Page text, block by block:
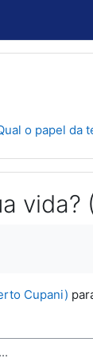
o papel da
vida?
Cupani)